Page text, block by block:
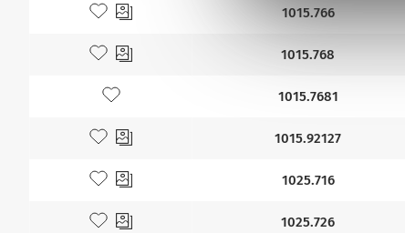
Lägg till bland mina favoriter 1015.766
Lägg till bland mina favoriter 1015.768
Lägg till bland mina favoriter1015.7681
Lägg till bland mina favoriter 1015.92127
Lägg till bland mina favoriter 1025.716
Lägg till bland mina favoriter 1025.726